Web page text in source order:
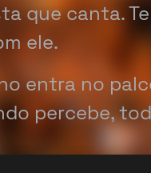
que canta.
ele.
entra no
percebe,